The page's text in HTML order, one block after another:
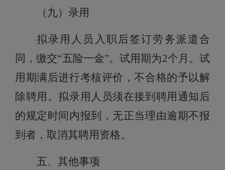
（九）录用
拟录用人员 入职后签订劳务派遣合
同，缴交“五险一金”。试用期为2个月。试
用期满后进行考核评价，不合格的予以解
除聘用。拟录用人员须在接到聘用通知后
的规定时间内报到， 无正当理由逾期不报
到者，取消其聘用资格。
五、其他事项